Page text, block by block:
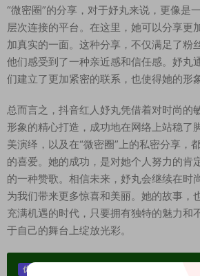
“微密圈”的分享，对于妤丸来说，更像是
层次连接的平台。在这里，她可以分享更
加真实的一面。这种分享，不仅满足了粉
他们感受到了一种亲近感和信任感。妤丸
们建立了更加紧密的联系，也使得她的形
总而言之，抖音红人妤丸凭借着对时尚的
形象的精心打造，成功地在网络上站稳了
美演绎，以及在“微密圈”上的私密分享，
的喜爱。她的成功，是对她个人努力的肯
的一种赞歌。相信未来，妤丸会继续在时
为我们带来更多惊喜和美丽。她的故事，
充满机遇的时代，只要拥有独特的魅力和
于自己的舞台上绽放光彩。
优势：
单个博主作品统一整合分享